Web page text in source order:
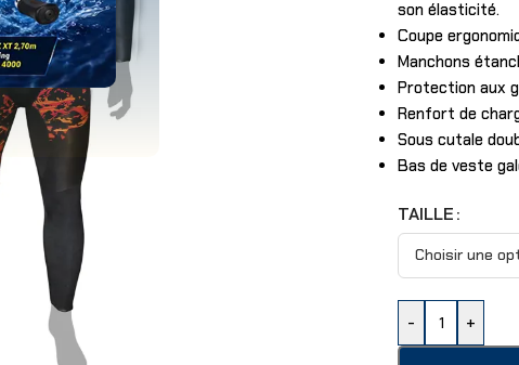
son élasticité.
Coupe
Manchons
Protection aux
Renfort de
Sous cutale
Bas de veste
TAILLE
- +